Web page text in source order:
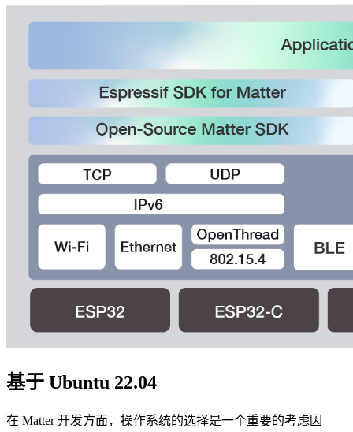
基于 Ubuntu 22.04
在 Matter 开发方面，操作系统的选择是一个重要的考虑因